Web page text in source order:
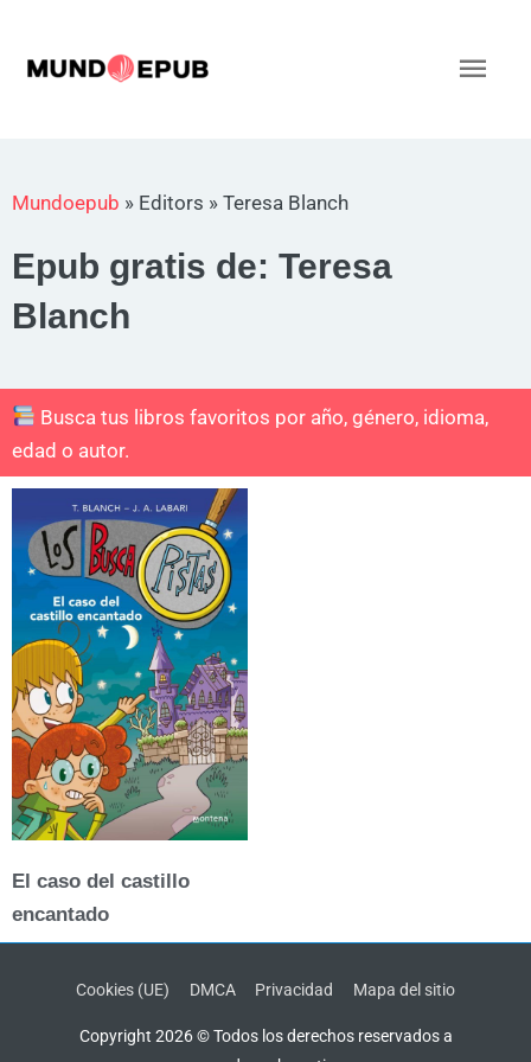
contenido
Mundoepub » Editors » Teresa Blanch
Epub gratis de: Teresa
Blanch
Busca tus libros favoritos por año, género, idioma,
edad o autor.
El caso del castillo
encantado
Cookies (UE) DMCA Privacidad Mapa del sitio
Copyright 2026 © Todos los derechos reservados a